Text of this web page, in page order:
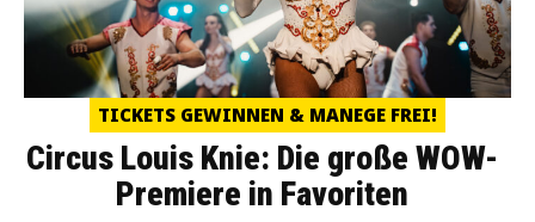
TICKETS GEWINNEN & MANEGE FREI!
Circus Louis Knie: Die große WOW-
Premiere in Favoriten